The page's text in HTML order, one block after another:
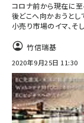
コロナ前から現在に
後どこへ向かおうとし
小売り市場のイマ、そ
竹信瑞基
2020年9月25日 11:30